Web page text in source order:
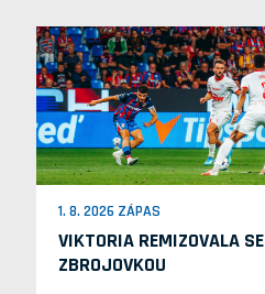
1. 8. 2026 ZÁPAS
VIKTORIA REMIZOVALA SE
ZBROJOVKOU